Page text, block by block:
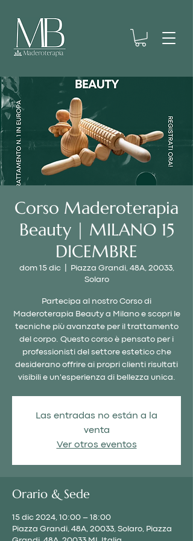
Corso Maderoterapia
Beauty | MILANO 15
DICEMBRE
dom 15 dic
  |
Piazza Grandi, 48A, 20033,
Solaro
Partecipa al nostro Corso di
Maderoterapia Beauty a Milano e scopri le
tecniche più avanzate per il trattamento
del corpo. Questo corso è pensato per i
professionisti del settore estetico che
desiderano offrire ai propri clienti risultati
visibili e un'esperienza di bellezza unica.
Las entradas no están a la
venta
Ver otros eventos
Orario & Sede
15 dic 2024, 10:00 – 18:00
Piazza Grandi, 48A, 20033, Solaro, Piazza